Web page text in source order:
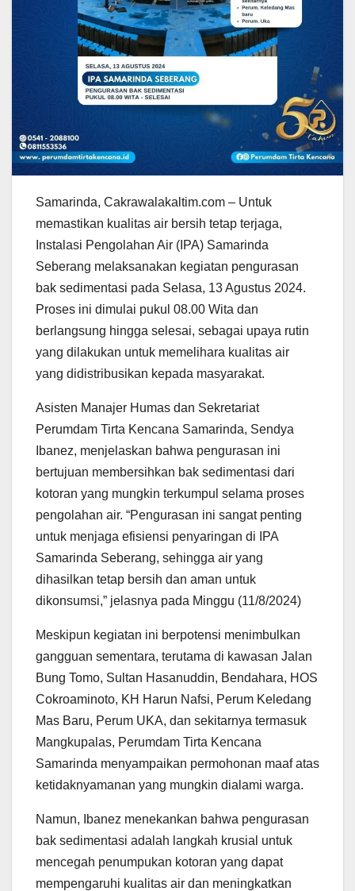
Samarinda, Cakrawalakaltim.com – Untuk
memastikan kualitas air bersih tetap terjaga,
Instalasi Pengolahan Air (IPA) Samarinda
Seberang melaksanakan kegiatan pengurasan
bak sedimentasi pada Selasa, 13 Agustus 2024.
Proses ini dimulai pukul 08.00 Wita dan
berlangsung hingga selesai, sebagai upaya rutin
yang dilakukan untuk memelihara kualitas air
yang didistribusikan kepada masyarakat.
Asisten Manajer Humas dan Sekretariat
Perumdam Tirta Kencana Samarinda, Sendya
Ibanez, menjelaskan bahwa pengurasan ini
bertujuan membersihkan bak sedimentasi dari
kotoran yang mungkin terkumpul selama proses
pengolahan air. “Pengurasan ini sangat penting
untuk menjaga efisiensi penyaringan di IPA
Samarinda Seberang, sehingga air yang
dihasilkan tetap bersih dan aman untuk
dikonsumsi,” jelasnya pada Minggu (11/8/2024)
Meskipun kegiatan ini berpotensi menimbulkan
gangguan sementara, terutama di kawasan Jalan
Bung Tomo, Sultan Hasanuddin, Bendahara, HOS
Cokroaminoto, KH Harun Nafsi, Perum Keledang
Mas Baru, Perum UKA, dan sekitarnya termasuk
Mangkupalas, Perumdam Tirta Kencana
Samarinda menyampaikan permohonan maaf atas
ketidaknyamanan yang mungkin dialami warga.
Namun, Ibanez menekankan bahwa pengurasan
bak sedimentasi adalah langkah krusial untuk
mencegah penumpukan kotoran yang dapat
mempengaruhi kualitas air dan meningkatkan